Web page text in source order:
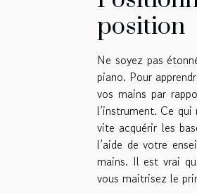
position
Ne soyez pas
piano. Pour
vos mains par
l’instrument. Ce
vite acquérir les
l’aide de votre
mains. Il est vrai
vous maitrisez le